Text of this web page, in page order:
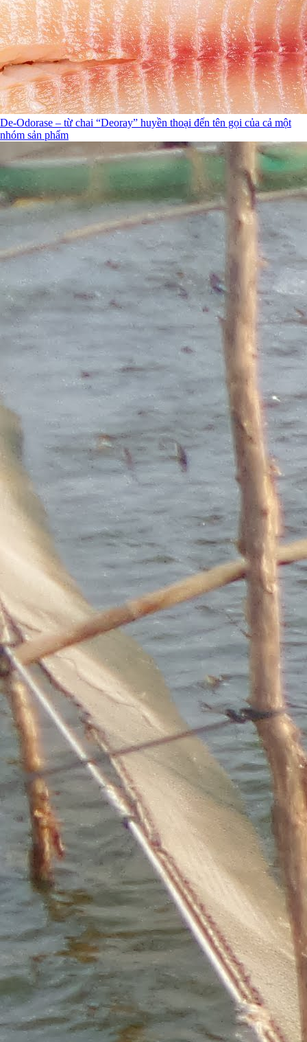
De-Odorase – từ chai “Deoray” huyền thoại đến tên gọi của cả một
nhóm sản phẩm